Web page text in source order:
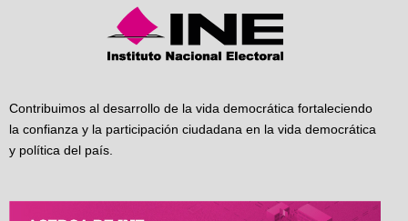
Contribuimos al desarrollo de la vida democrática fortaleciendo
la confianza y la participación ciudadana en la vida democrática
y política del país.